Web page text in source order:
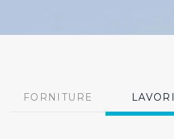
FORNITURE LAVORI